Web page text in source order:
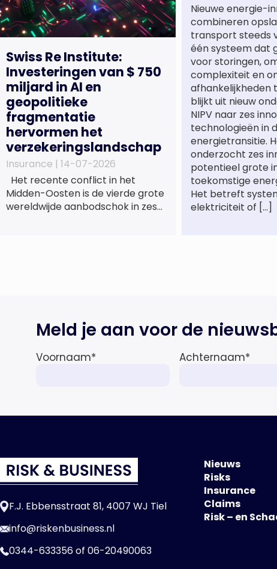
Swiss Re Institute:
Investeringen van $ 750
miljard in AI en
geopolitieke
fragmentatie
hervormen het
verzekeringslandschap
Insurance | 14-07-2026
Het recente conflict in het
Midden-Oosten is de vierde grote
wereldwijde aanbodschok in zes
wereldwijd naar verwachting
afnemen tot 1,3% in reële termen
Nieuwe energie-
combineren
transport steeds
één systeem dat
voor storingen,
complexiteit en
afhankelijkheden
blijkt uit nieuw
NIPV naar zes
technologieën in
energietransitie.
onderzocht zes
potentieel grote
toekomstige
Het betreft
elektriciteit of […]
Meld je aan voor de
Voornaam* Achternaam*
F.J. Ebbensstraat 81, 4007 WJ Tiel
info@riskenbusiness.nl
0344-633356of 06-20490063
Nieuws
Risks
Insurance
Claims
Risk – en